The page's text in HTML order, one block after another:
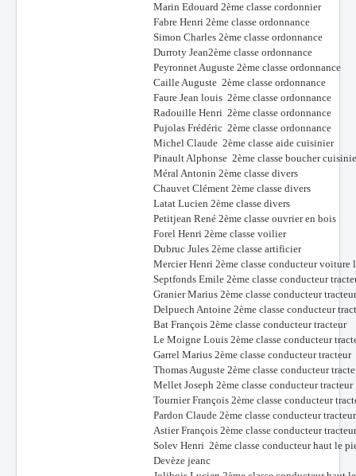
Marin Edouard 2ème classe cordonnier
Fabre Henri 2ème classe ordonnance
Simon Charles 2ème classe ordonnance
Durroty Jean2ème classe ordonnance
Peyronnet Auguste 2ème classe ordonnance
Caille Auguste 2ème classe ordonnance
Faure Jean louis 2ème classe ordonnance
Radouille Henri 2ème classe ordonnance
Pujolas Frédéric 2ème classe ordonnance
Michel Claude 2ème classe aide cuisinier
Pinault Alphonse 2ème classe boucher
Méral Antonin 2ème classe divers
Chauvet Clément 2ème classe divers
Latat Lucien 2ème classe divers
Petitjean René 2ème classe ouvrier en bois
Forel Henri 2ème classe voilier
Dubruc Jules 2ème classe artificier
Mercier Henri 2ème classe conducteur voiture
Septfonds Emile 2ème classe conducteur
Granier Marius 2ème classe conducteur tracteur
Delpuech Antoine 2ème classe conducteur
Bat François 2ème classe conducteur tracteur
Le Moigne Louis 2ème classe conducteur
Garrel Marius 2ème classe conducteur tracteur
Thomas Auguste 2ème classe conducteur
Mellet Joseph 2ème classe conducteur tracteur
Tournier François 2ème classe conducteur
Pardon Claude 2ème classe conducteur tracteur
Astier François 2ème classe conducteur tracteur
Solev Henri 2ème classe conducteur haut le
Devèze jeanc